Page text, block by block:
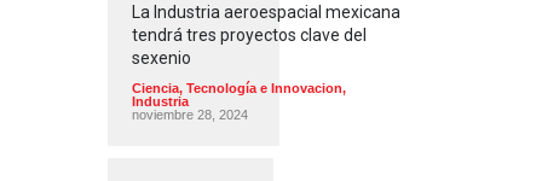
La Industria aeroespacial mexicana
tendrá tres proyectos clave del
sexenio
Ciencia, Tecnología e Innovacion,
Industria
noviembre 28, 2024